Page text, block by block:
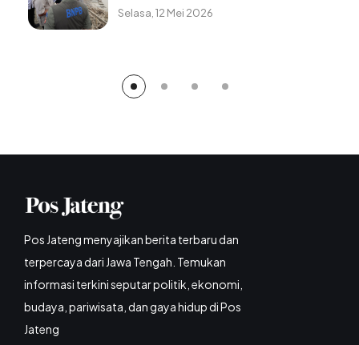
Konektivitas dan Logistik
Selasa, 12 Mei 2026
Pos Jateng menyajikan berita terbaru dan
terpercaya dari Jawa Tengah. Temukan
informasi terkini seputar politik, ekonomi,
budaya, pariwisata, dan gaya hidup di Pos
Jateng